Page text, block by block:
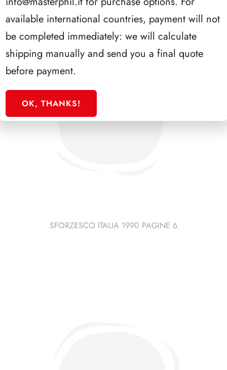
SFORZESCO ITALIA 1990 PAGINE 6
available international countries, payment will not
be completed immediately: we will calculate
shipping manually and send you a final quote
before payment.
OK, THANKS!